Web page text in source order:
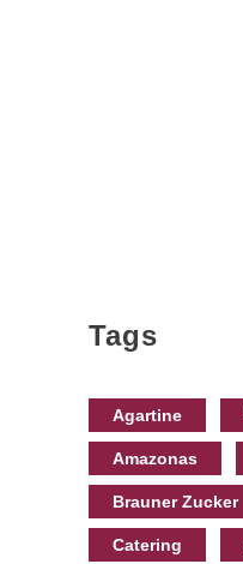
Tags
Agartine
Amazonas
Brauner Zucker
Catering